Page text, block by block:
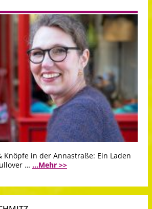
Knöpfe in der Annastraße: Ein Laden
… ...Mehr >>